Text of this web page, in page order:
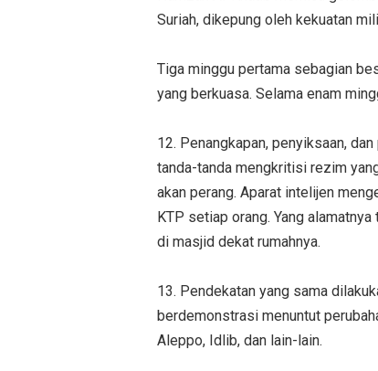
Suriah, dikepung oleh kekuatan
Tiga minggu pertama sebagian
yang berkuasa. Selama enam
12. Penangkapan, penyiksaan,
tanda-tanda mengkritisi rezim
akan perang. Aparat intelijen
KTP setiap orang. Yang
di masjid dekat rumahnya.
13. Pendekatan yang sama
berdemonstrasi menuntut
Aleppo, Idlib, dan lain-lain.